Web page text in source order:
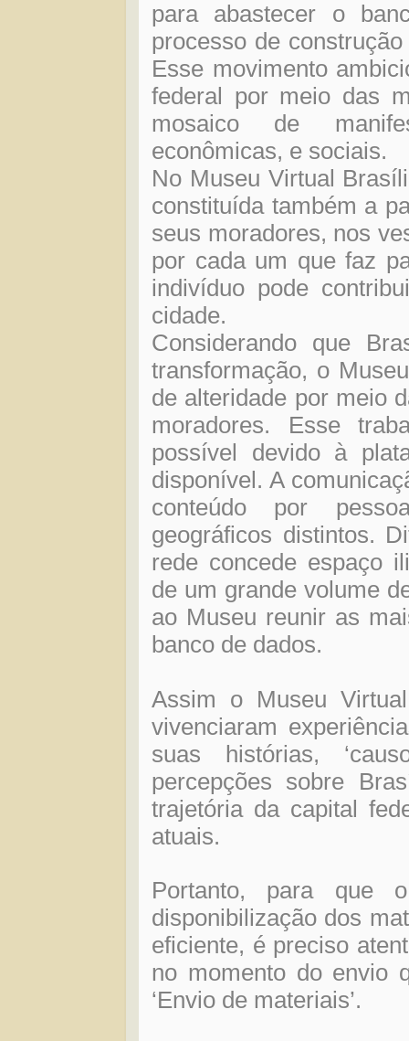
para abastecer o
processo de
Esse movimento
federal por meio das
mosaico de
econômicas, e sociais.
No Museu Virtual
constituída também a
seus moradores, nos
por cada um que faz
indivíduo pode
cidade.
Considerando que
transformação, o
de alteridade por meio
moradores. Esse
possível devido à
disponível. A
conteúdo por
geográficos distintos.
rede concede espaço
de um grande volume
ao Museu reunir as
banco de dados.
Assim o Museu
vivenciaram
suas histórias,
percepções sobre
trajetória da capital
atuais.
Portanto, para que
disponibilização dos
eficiente, é preciso
no momento do envio
‘Envio de materiais’.